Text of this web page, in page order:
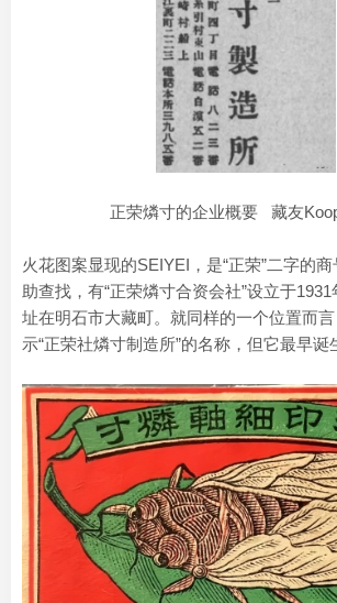
正荣燐寸的企业概要 藏友
火花图案显现的SEIYEI，是“正荣”二字的
助查找，有“正荣燐寸合资会社”设立于
址在明石市大藏町。就同样的一个位置而
示“正荣社燐寸制造所”的名称，但它最早诞